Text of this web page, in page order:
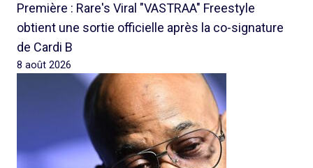
Première : Rare's Viral "VASTRAA" Freestyle
obtient une sortie officielle après la co-signature
de Cardi B
8 août 2026